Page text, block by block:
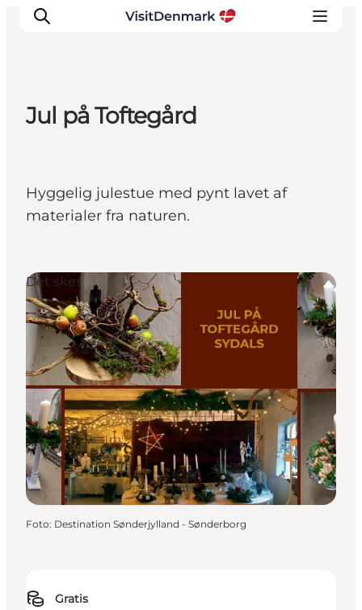
Oplevelser
Overnatning
Jul på Toftegård
Hyggelig julestue med pynt lavet af
materialer fra naturen.
Gratis
Det sker
Foto: Destination Sønderjylland - Sønderborg